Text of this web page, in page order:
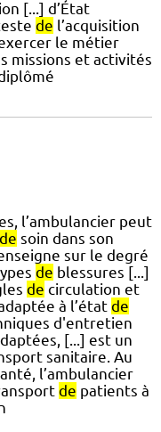
[...] d’État
de l’acquisition
le métier
missions et activités
l’ambulancier peut
de soin dans son
sur le degré
de blessures [...]
de circulation et
à l’état de
d'entretien
[...] est un
sanitaire. Au
l’ambulancier
de patients à